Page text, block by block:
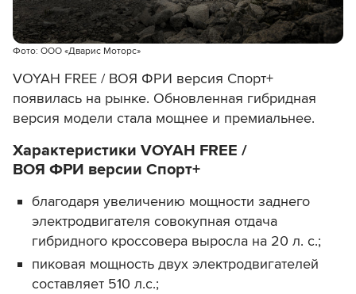
Фото: ООО «Дварис Моторс»
VOYAH FREE / ВОЯ ФРИ версия Спорт+
появилась на рынке. Обновленная гибридная
версия модели стала мощнее и премиальнее.
Характеристики VOYAH FREE /
ВОЯ ФРИ версии Спорт+
благодаря увеличению мощности заднего
электродвигателя совокупная отдача
гибридного кроссовера выросла на 20 л. с.;
пиковая мощность двух электродвигателей
составляет 510 л.с.;